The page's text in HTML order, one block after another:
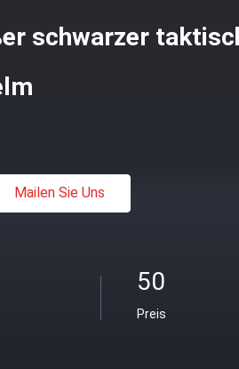
schwarzer
Mailen Sie Uns
50
Preis